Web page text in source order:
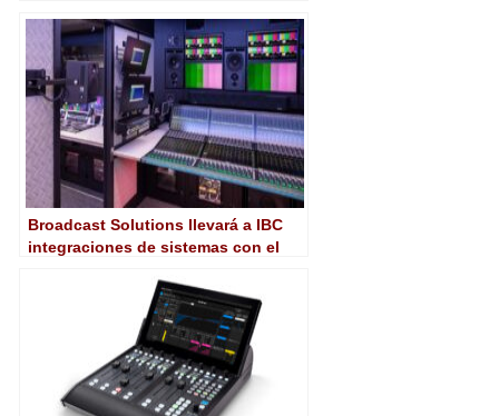
2110
Broadcast Solutions llevará a IBC
integraciones de sistemas con el